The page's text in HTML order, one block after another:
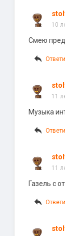
10
Смею
11
Музыка
11
Газель с